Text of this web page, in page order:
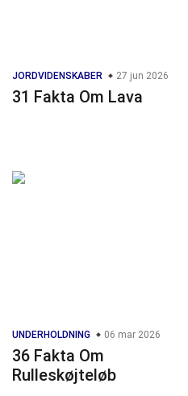
JORDVIDENSKABER 27 jun 2026
31 Fakta Om Lava
UNDERHOLDNING 06 mar 2026
36 Fakta Om
Rulleskøjteløb